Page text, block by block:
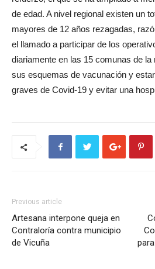
de edad. A nivel regional existen un
mayores de 12 años rezagadas,
el llamado a participar de los
diariamente en las 15 comunas de la
sus esquemas de vacunación y
graves de Covid-19 y evitar una
Previous article
Artesana interpone queja en
Contraloría contra municipio
de Vicuña